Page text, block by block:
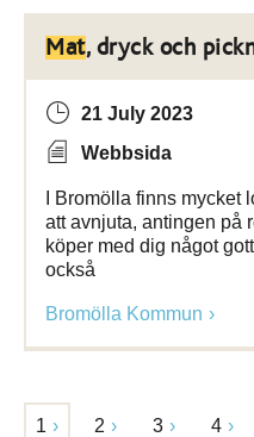
Mat, dryck och
21 July 2023
Webbsida
I Bromölla finns
att avnjuta, antingen på
köper med dig något
också
Bromölla Kommun
1 2 3 4